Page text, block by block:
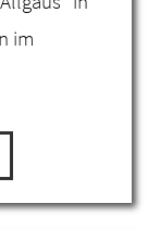
im